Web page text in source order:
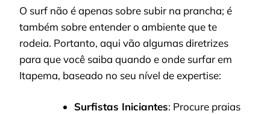
O surf não é apenas sobre subir na prancha; é
também sobre entender o ambiente que te
rodeia. Portanto, aqui vão algumas diretrizes
para que você saiba quando e onde surfar em
Itapema, baseado no seu nível de expertise:
Surfistas Iniciantes: Procure praias